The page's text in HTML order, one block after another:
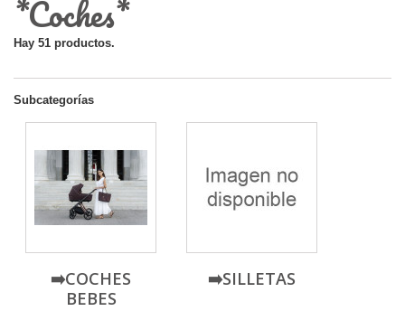
*Coches*
Hay 51 productos.
Subcategorías
➡️COCHES
BEBES
➡️SILLETAS